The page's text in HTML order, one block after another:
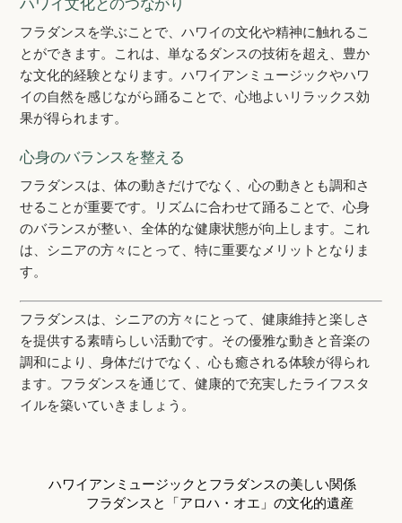
フラダンスを学ぶことで、ハワイの文化や精神に触れるこ
とができます。これは、単なるダンスの技術を超え、豊か
な文化的経験となります。ハワイアンミュージックやハワ
イの自然を感じながら踊ることで、心地よいリラックス効
果が得られます。
心身のバランスを整える
フラダンスは、体の動きだけでなく、心の動きとも調和さ
せることが重要です。リズムに合わせて踊ることで、心身
のバランスが整い、全体的な健康状態が向上します。これ
は、シニアの方々にとって、特に重要なメリットとなりま
す。
フラダンスは、シニアの方々にとって、健康維持と楽しさ
を提供する素晴らしい活動です。その優雅な動きと音楽の
調和により、身体だけでなく、心も癒される体験が得られ
ます。フラダンスを通じて、健康的で充実したライフスタ
イルを築いていきましょう。
ハワイアンミュージックとフラダンスの美しい関係
フラダンスと「アロハ・オエ」の文化的遺産